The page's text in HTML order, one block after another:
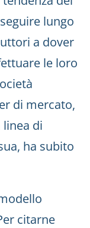
lungo
a dover
le loro
di mercato,
di
ha subito
citarne